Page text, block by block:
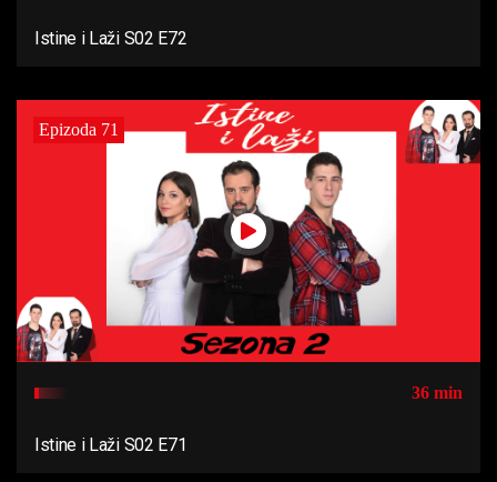
Istine i Laži S02 E72
Epizoda 71
36 min
Istine i Laži S02 E71